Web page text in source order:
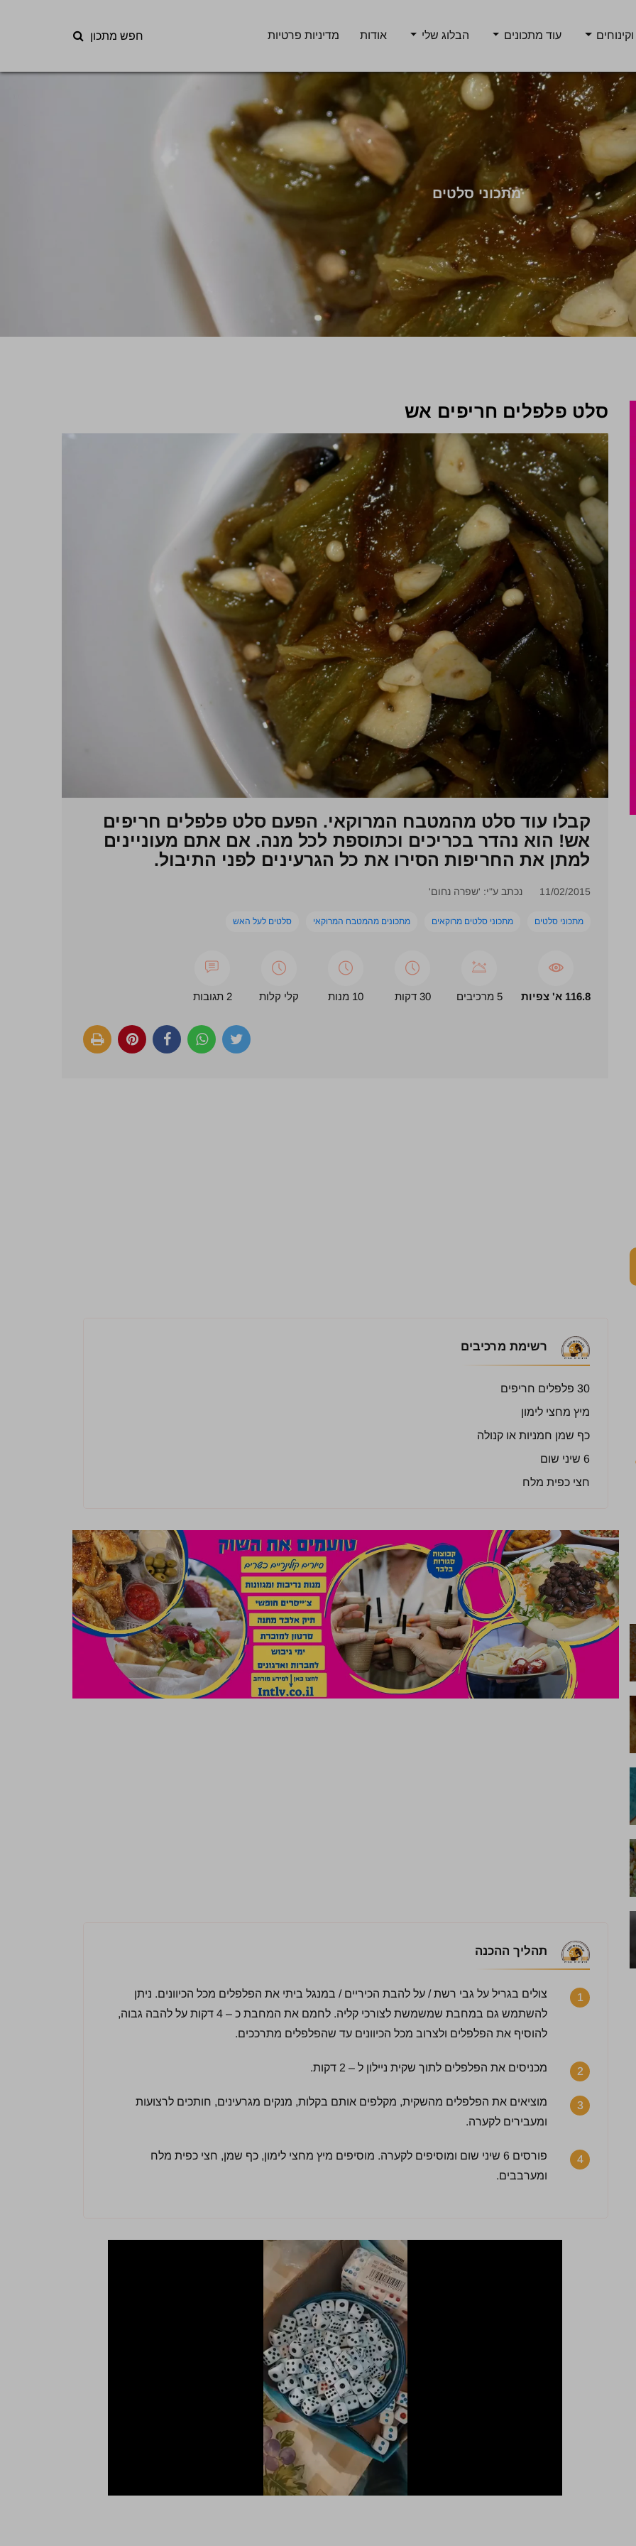
עוד מתכונים הבלוג שלי אודות מדיניות פרטיות חפש מתכון
מתכוני סלטים
סלט פלפלים חריפים אש
קבלו עוד סלט מהמטבח המרוקאי. הפעם סלט פלפלים חריפים
אש! הוא נהדר בכריכים וכתוספת לכל מנה. אם אתם מעוניינים
למתן את החריפות הסירו את כל הגרעינים לפני התיבול.
11/02/2015 נכתב ע"י: 'שפרה נחום'
מתכוני סלטים מתכוני סלטים מרוקאים מתכונים מהמטבח המרוקאי סלטים לעל האש
116.8 א' צפיות 5 מרכיבים 30 דקות 10 מנות קלי קלות 2 תגובות
רשימת מרכיבים
30 פלפלים חריפים
מיץ מחצי לימון
כף שמן חמניות או קנולה
6 שיני שום
חצי כפית מלח
תהליך ההכנה
1
צולים בגריל על גבי רשת / על להבת הכיריים / במנגל ביתי את הפלפלים מכל הכיוונים. ניתן
להשתמש גם במחבת שמשמשת לצורכי קליה. לחמם את המחבת כ – 4 דקות על להבה גבוה,
להוסיף את הפלפלים ולצרוב מכל הכיוונים עד שהפלפלים מתרככים.
2 מכניסים את הפלפלים לתוך שקית ניילון ל – 2 דקות.
3
מוציאים את הפלפלים מהשקית, מקלפים אותם בקלות, מנקים מגרעינים, חותכים לרצועות
ומעבירים לקערה.
4
פורסים 6 שיני שום ומוסיפים לקערה. מוסיפים מיץ מחצי לימון, כף שמן, חצי כפית מלח
ומערבבים.
לחץ כדי לדרג: